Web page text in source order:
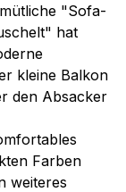
"Sofa-
hat
kleine Balkon
den Absacker
Farben
weiteres